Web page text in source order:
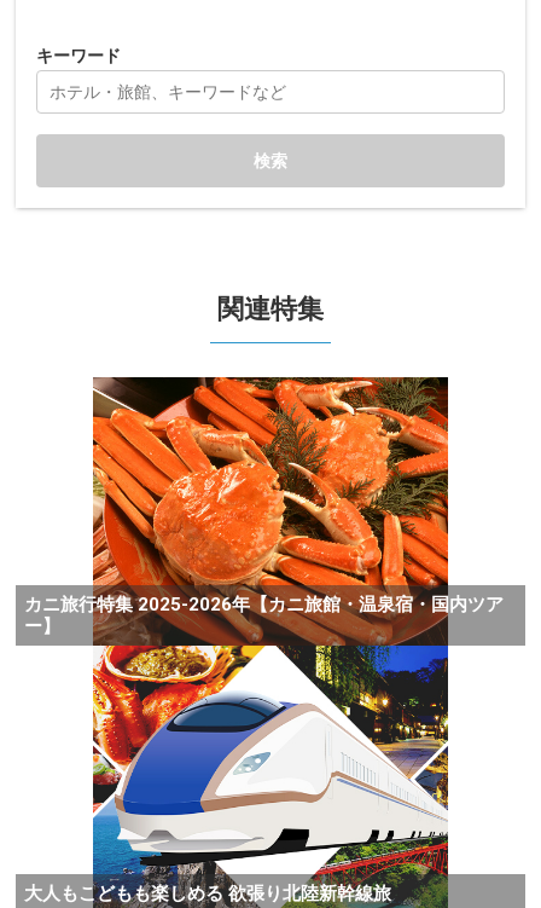
キーワード
検索
関連特集
カニ旅行特集 2025-2026年【カニ旅館・温泉宿・国内ツア
ー】
大人もこどもも楽しめる 欲張り北陸新幹線旅